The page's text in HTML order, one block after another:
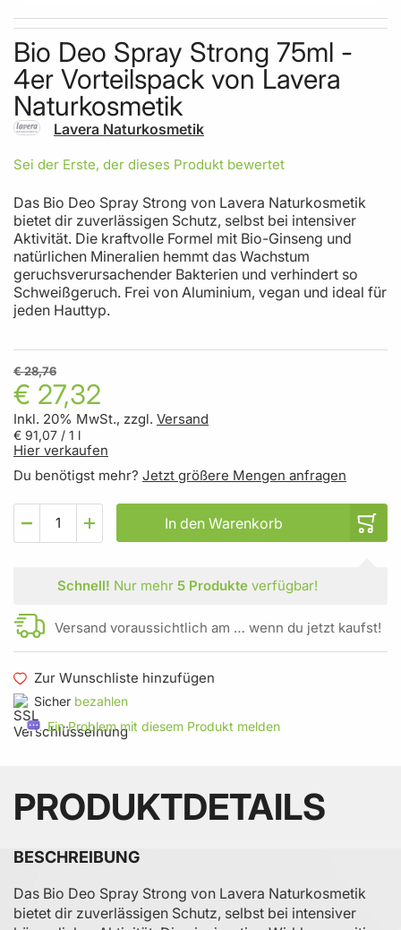
Skip to the beginning of the images gallery
Bio Deo Spray Strong 75ml -
4er Vorteilspack von Lavera
Naturkosmetik
Lavera Naturkosmetik
Sei der Erste, der dieses Produkt bewertet
Das Bio Deo Spray Strong von Lavera Naturkosmetik
bietet dir zuverlässigen Schutz, selbst bei intensiver
Aktivität. Die kraftvolle Formel mit Bio-Ginseng und
natürlichen Mineralien hemmt das Wachstum
geruchsverursachender Bakterien und verhindert so
Schweißgeruch. Frei von Aluminium, vegan und ideal für
jeden Hauttyp.
€ 27,32
€ 28,76
Inkl. 20% MwSt., zzgl. Versand
€ 91,07 / 1 l
Hier verkaufen
Du benötigst mehr? Jetzt größere Mengen anfragen
In den Warenkorb
Schnell! Nur mehr 5 Produkteverfügbar!
Versand voraussichtlich am … wenn du jetzt kaufst!
Zur Wunschliste hinzufügen
Sicher bezahlen
Ein Problem mit diesem Produkt melden
PRODUKTDETAILS
BESCHREIBUNG
Das Bio Deo Spray Strong von Lavera Naturkosmetik
bietet dir zuverlässigen Schutz, selbst bei intensiver